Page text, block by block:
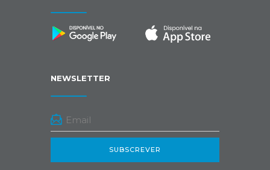
NEWSLETTER
SUBSCREVER